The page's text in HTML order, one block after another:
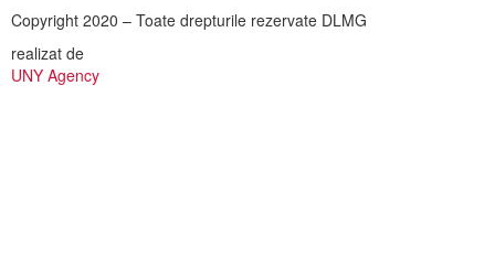
Copyright 2020 – Toate drepturile rezervate DLMG
realizat de
UNY Agency